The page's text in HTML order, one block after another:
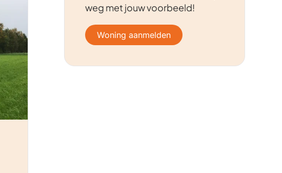
weg met jouw voorbeeld!
Woning aanmelden